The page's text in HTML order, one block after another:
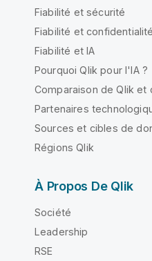
Fiabilité et sécurité
Fiabilité et confidentialité
Fiabilité et IA
Pourquoi Qlik pour l'IA ?
Comparaison de Qlik et
Partenaires
Sources et cibles de
Régions Qlik
À Propos De Qlik
Société
Leadership
RSE